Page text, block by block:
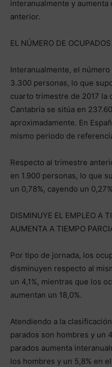
interanualmente y
anterior.
EL NÚMERO DE
Interanualmente, el
3.300 personas, lo que
cuarto trimestre de 2017 la
Cantabria se sitúa en
aproximadamente. En
mismo periodo de
Respecto al trimestre
en 1.900 personas, lo que
un 0,78%, cayendo un
DISMINUYE EL EMPLEO A
AUMENTA A TIEMPO
Por tipo de jornada, los
disminuyen respecto al
un 4,1%, mientras que los
aumentan un 18,0%.
Atendiendo a la
parados son hombres y un
parados aumenta
los hombres y un 5,8% en